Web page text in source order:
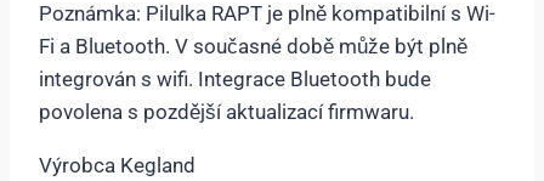
Poznámka: Pilulka RAPT je plně kompatibilní s Wi-
Fi a Bluetooth. V současné době může být plně
integrován s wifi. Integrace Bluetooth bude
povolena s pozdější aktualizací firmwaru.
Výrobca Kegland